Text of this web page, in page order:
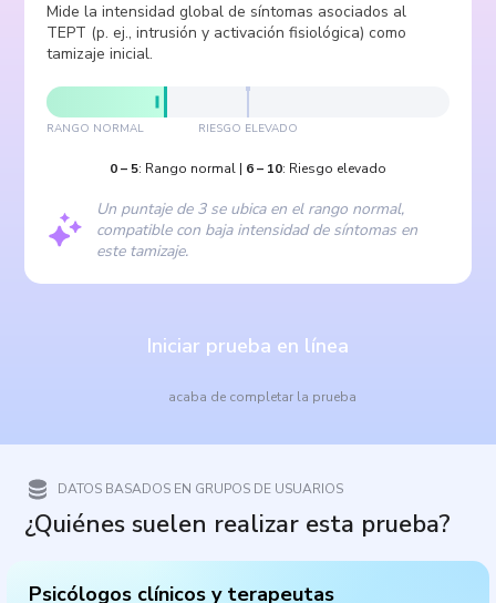
Mide la intensidad global de síntomas asociados al
TEPT (p. ej., intrusión y activación fisiológica) como
tamizaje inicial.
RANGO NORMAL RIESGO ELEVADO
0– 5: Rango normal | 6– 10: Riesgo elevado
Un puntaje de 3 se ubica en el rango normal,
compatible con baja intensidad de síntomas en
este tamizaje.
Iniciar prueba en línea
acaba de completar la prueba
DATOS BASADOS EN GRUPOS DE USUARIOS
¿Quiénes suelen realizar esta prueba?
Psicólogos clínicos y terapeutas